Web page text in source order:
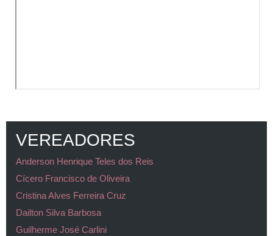
VEREADORES
Anderson Henrique Teles dos Reis
Cícero Francisco de Oliveira
Cristina Alves Ferreira Cruz
Dailton Silva Barbosa
Guilherme José Carlini